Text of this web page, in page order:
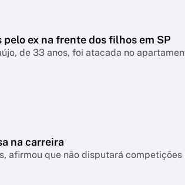
ex na frente dos filhos em SP
de 33 anos, foi atacada no
na carreira
afirmou que não disputará